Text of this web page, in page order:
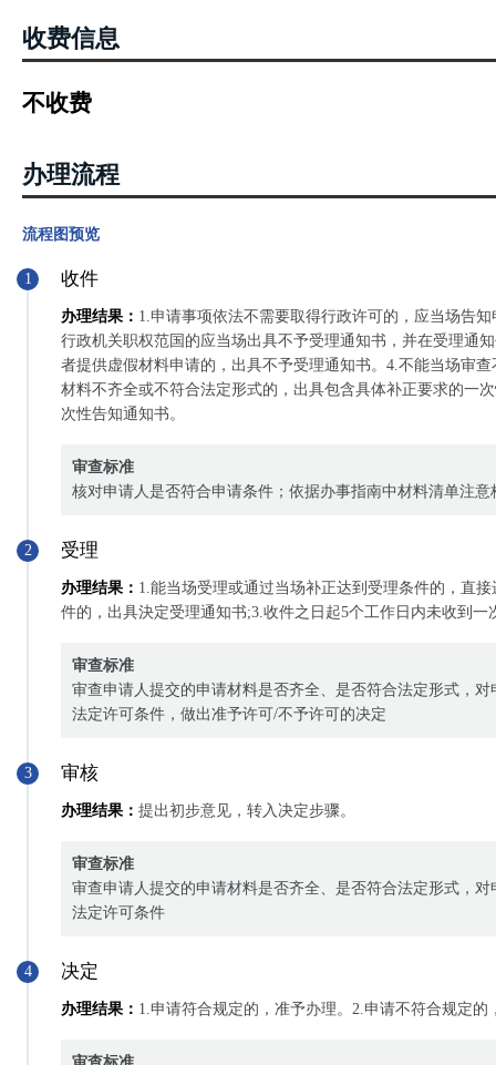
收费信息
不收费
办理流程
流程图预览
1 收件
办理结果： 1.申请事项依法不需要取得行政许可的，应当场告
行政机关职权范国的应当场出具不予受理通知书，并在受理通
者提供虚假材料申请的，出具不予受理通知书。4.不能当场审
材料不齐全或不符合法定形式的，出具包含具体补正要求的一
次性告知通知书。
审查标准
核对申请人是否符合申请条件；依据办事指南中材料清单注
2 受理
办理结果： 1.能当场受理或通过当场补正达到受理条件的，直
件的，出具決定受理通知书;3.收件之日起5个工作日内未收到
审查标准
审查申请人提交的申请材料是否齐全、是否符合法定形式，
法定许可条件，做出准予许可/不予许可的决定
3 审核
办理结果： 提出初步意见，转入决定步骤。
审查标准
审查申请人提交的申请材料是否齐全、是否符合法定形式，
法定许可条件
4 决定
办理结果： 1.申请符合规定的，准予办理。2.申请不符合规定的